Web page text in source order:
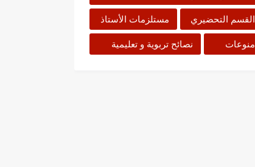
القسم التحضيري مستلزمات الأستاذ
منوعات نصائح تربوية و تعليمية